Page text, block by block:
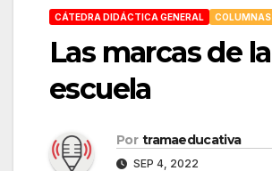
CÁTEDRA DIDÁCTICA GENERAL COLUMNAS
Las marcas de la
escuela
Por tramaeducativa
SEP 4, 2022